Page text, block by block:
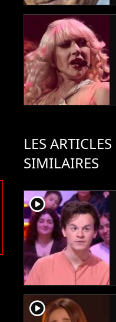
LES ARTICLES
SIMILAIRES
player2
player2